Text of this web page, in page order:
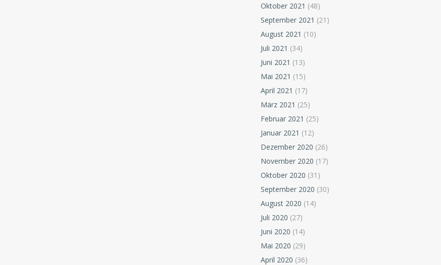
Oktober 2021 (48)
September 2021 (21)
August 2021 (10)
Juli 2021 (34)
Juni 2021 (13)
Mai 2021 (15)
April 2021 (17)
März 2021 (25)
Februar 2021 (25)
Januar 2021 (12)
Dezember 2020 (26)
November 2020 (17)
Oktober 2020 (31)
September 2020 (30)
August 2020 (14)
Juli 2020 (27)
Juni 2020 (14)
Mai 2020 (29)
April 2020 (36)